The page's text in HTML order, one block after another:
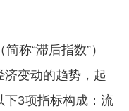
称“滞后指数”）
变动的趋势，起
下3项指标构成：流